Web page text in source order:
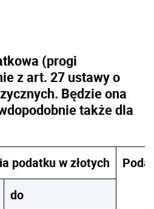
(progi
z art. 27 ustawy o
Będzie ona
także dla
podatku w złotych
do